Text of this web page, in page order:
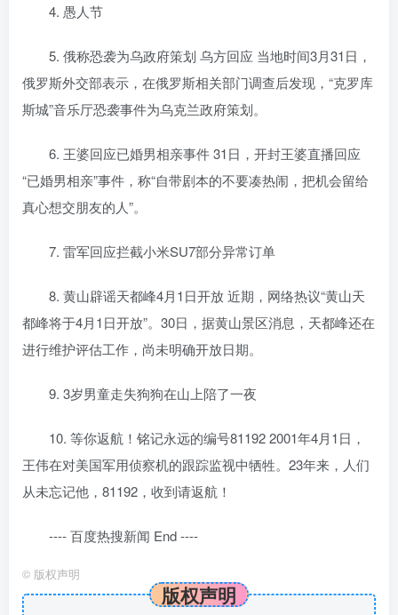
4. 愚人节
5. 俄称恐袭为乌政府策划 乌方回应 当地时间3月31日，
俄罗斯外交部表示，在俄罗斯相关部门调查后发现，“克罗库
斯城”音乐厅恐袭事件为乌克兰政府策划。
6. 王婆回应已婚男相亲事件 31日，开封王婆直播回应
“已婚男相亲”事件，称“自带剧本的不要凑热闹，把机会留给
真心想交朋友的人”。
7. 雷军回应拦截小米SU7部分异常订单
8. 黄山辟谣天都峰4月1日开放 近期，网络热议“黄山天
都峰将于4月1日开放”。30日，据黄山景区消息，天都峰还在
进行维护评估工作，尚未明确开放日期。
9. 3岁男童走失狗狗在山上陪了一夜
10. 等你返航！铭记永远的编号81192 2001年4月1日，
王伟在对美国军用侦察机的跟踪监视中牺牲。23年来，人们
从未忘记他，81192，收到请返航！
---- 百度热搜新闻 End ----
© 版权声明
版权声明